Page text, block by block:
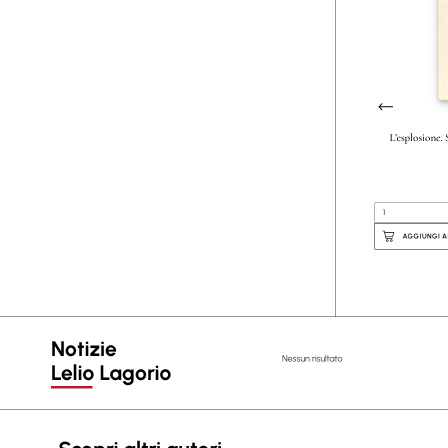
AGGIUNGI
Notizie
Lelio Lagorio
Nessun risultato